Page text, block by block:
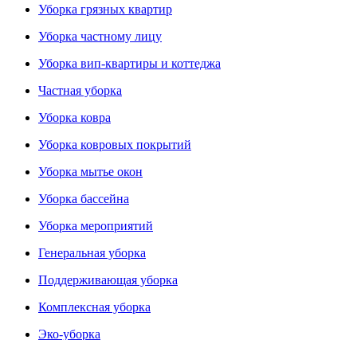
Уборка грязных квартир
Уборка частному лицу
Уборка вип-квартиры и коттеджа
Частная уборка
Уборка ковра
Уборка ковровых покрытий
Уборка мытье окон
Уборка бассейна
Уборка мероприятий
Генеральная уборка
Поддерживающая уборка
Комплексная уборка
Эко-уборка